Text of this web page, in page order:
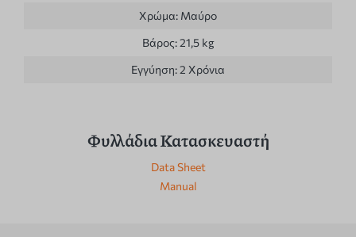
Χρώμα: Μαύρο
Βάρος:21,5 kg
Εγγύηση:2 Χρόνια
Φυλλάδια Κατασκευαστή
Data Sheet
Manual